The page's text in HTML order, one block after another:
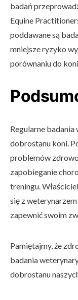
badań
Equine
poddawane są
mniejsze ryzyko
porównaniu do
Regularne
dobrostanu koni.
problemów
zapobieganie
treningu.
się z
zapewnić swoim
Pamiętajmy, że
badania
dobrostanu